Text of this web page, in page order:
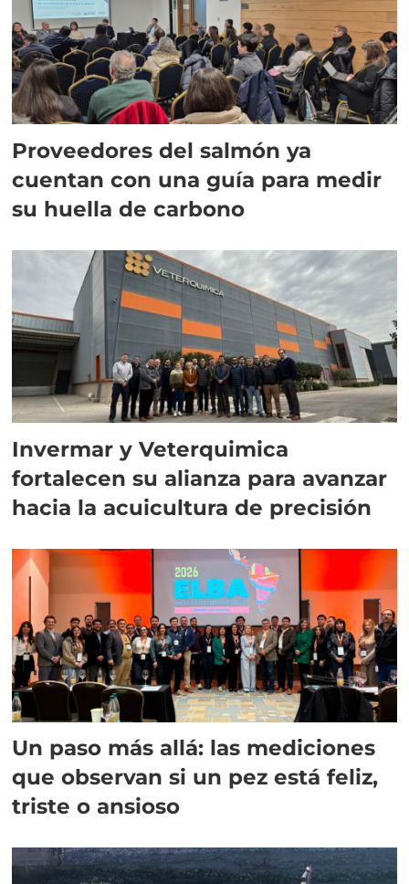
Proveedores del salmón ya
cuentan con una guía para medir
su huella de carbono
Invermar y Veterquimica
fortalecen su alianza para avanzar
hacia la acuicultura de precisión
Un paso más allá: las mediciones
que observan si un pez está feliz,
triste o ansioso